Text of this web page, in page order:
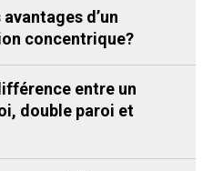
d’un
concentrique?
entre un
double paroi et